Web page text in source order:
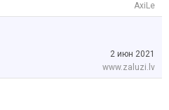
AxiLe
2 июн 2021
www.zaluzi.lv